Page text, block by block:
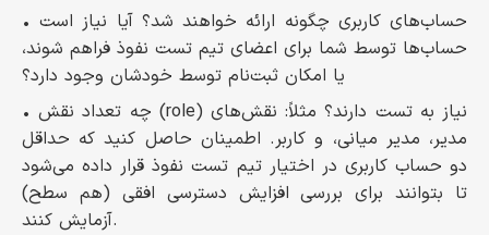
• حساب‌های کاربری چگونه ارائه خواهند شد؟ آیا نیاز است
حساب‌ها توسط شما برای اعضای تیم تست نفوذ فراهم شوند،
• چه تعداد نقش (role) نیاز به تست دارند؟ مثلاً: نقش‌های
مدیر، مدیر میانی، و کاربر. اطمینان حاصل کنید که حداقل
دو حساب کاربری در اختیار تیم تست نفوذ قرار داده می‌شود
تا بتوانند برای بررسی افزایش دسترسی افقی (هم سطح)
آزمایش کنند.